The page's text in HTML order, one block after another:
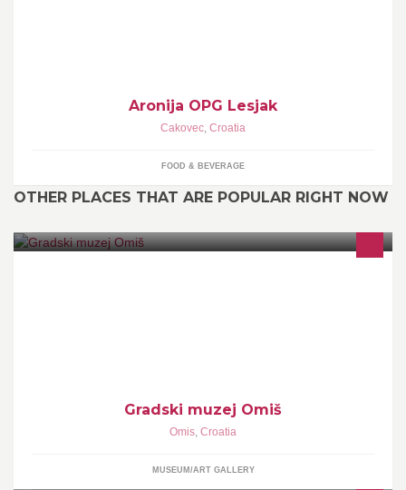
Aronija OPG Lesjak
Cakovec, Croatia
FOOD & BEVERAGE
OTHER PLACES THAT ARE POPULAR RIGHT NOW
Gradski muzej Omiš
Omis, Croatia
MUSEUM/ART GALLERY